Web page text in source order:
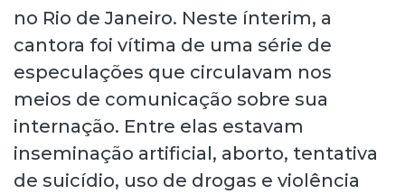
no Rio de Janeiro. Neste ínterim, a
cantora foi vítima de uma série de
especulações que circulavam nos
meios de comunicação sobre sua
internação. Entre elas estavam
inseminação artificial, aborto, tentativa
de suicídio, uso de drogas e violência